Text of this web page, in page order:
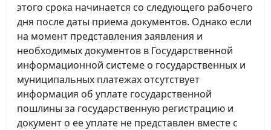
этого срока начинается со следующего рабочего
дня после даты приема документов. Однако если
на момент представления заявления и
необходимых документов в Государственной
информационной системе о государственных и
муниципальных платежах отсутствует
информация об уплате государственной
пошлины за государственную регистрацию и
документ о ее уплате не представлен вместе с